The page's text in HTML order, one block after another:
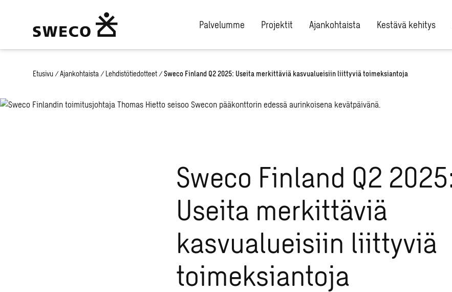
Palvelumme Projektit Ajankohtaista Kestävä kehitys
Etusivu / Ajankohtaista / Lehdistötiedotteet / Sweco Finland Q2 2025: Useita merkittäviä kasvualueisiin liittyviä toimeksiantoja
Sweco Finland Q2
Useita merkittäviä
kasvualueisiin liittyviä
toimeksiantoja